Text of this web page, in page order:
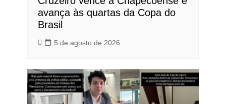
avança às quartas da Copa do
Brasil
5 de agosto de 2026